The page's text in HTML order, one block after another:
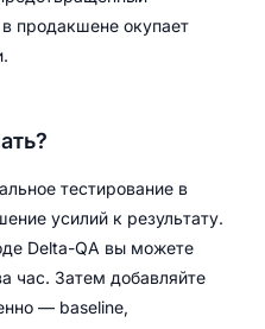
продакшене окупает
тестирование в
усилий к результату.
Delta-QA вы можете
час. Затем добавляйте
— baseline,